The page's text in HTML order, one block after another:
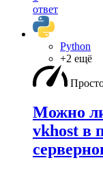
ответ
Python
+2 ещё
Можно
vkhost в